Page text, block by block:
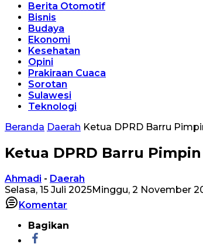
Berita Otomotif
Bisnis
Budaya
Ekonomi
Kesehatan
Opini
Prakiraan Cuaca
Sorotan
Sulawesi
Teknologi
Beranda Daerah Ketua DPRD Barru
Ketua DPRD Barru
Ahmadi - Daerah
Selasa, 15 Juli 2025Minggu, 2 November
Komentar
Bagikan